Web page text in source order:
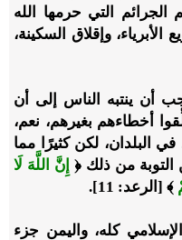
التي حرمها الله
الأبرياء، وإقلاق السكينة،
يجب أن ينتبه الناس إلى أن
أخطاءهم بغيرهم، نعم،
البلدان، لكن كثيرًا مما
التوبة من ذلك ﴿ إِنَّ اللَّهَ لَا
﴾ [الرعد: 11].
كله، واليمن جزء